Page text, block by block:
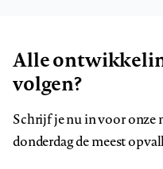
Alle
volgen?
Schrijf je nu in voor onze
donderdag de meest